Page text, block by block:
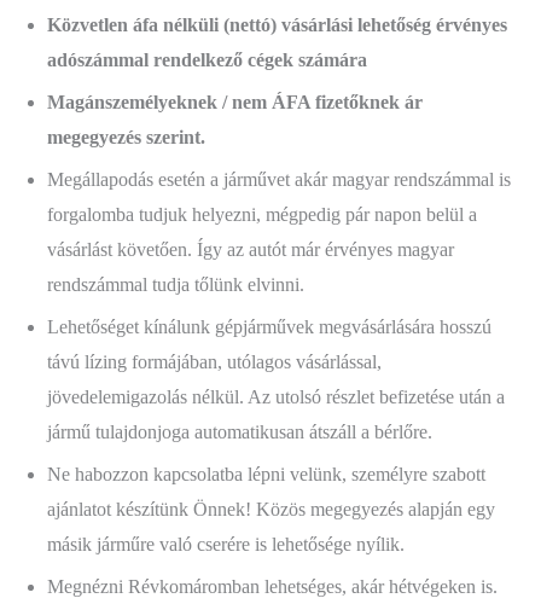
Közvetlen áfa nélküli (nettó) vásárlási lehetőség érvényes
adószámmal rendelkező cégek számára
Magánszemélyeknek / nem ÁFA fizetőknek ár
megegyezés szerint.
Megállapodás esetén a járművet akár magyar rendszámmal is
forgalomba tudjuk helyezni, mégpedig pár napon belül a
vásárlást követően. Így az autót már érvényes magyar
rendszámmal tudja tőlünk elvinni.
Lehetőséget kínálunk gépjárművek megvásárlására hosszú
távú lízing formájában, utólagos vásárlással,
jövedelemigazolás nélkül. Az utolsó részlet befizetése után a
jármű tulajdonjoga automatikusan átszáll a bérlőre.
Ne habozzon kapcsolatba lépni velünk, személyre szabott
ajánlatot készítünk Önnek! Közös megegyezés alapján egy
másik járműre való cserére is lehetősége nyílik.
Megnézni Révkomáromban lehetséges, akár hétvégeken is.